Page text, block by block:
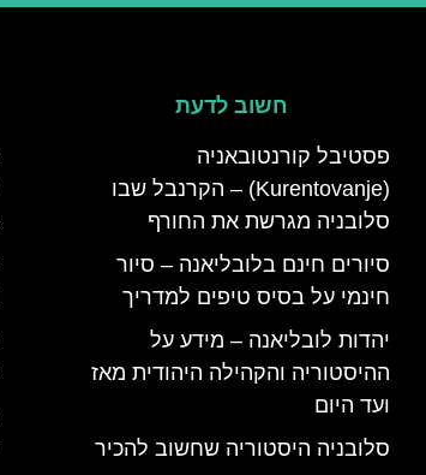
חשוב לדעת
פסטיבל קורנטובאניה
(Kurentovanje) – הקרנבל שבו
סלובניה מגרשת את החורף
סיורים חינם בלובליאנה – סיור
חינמי על בסיס טיפים למדריך
יהדות לובליאנה – מידע על
ההיסטוריה והקהילה היהודית מאז
ועד היום
סלובניה היסטוריה שחשוב להכיר